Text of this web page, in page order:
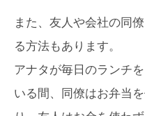
また、友人や会社の同僚
る方法もあります。
アナタが毎日のランチ
いる間、同僚はお弁当